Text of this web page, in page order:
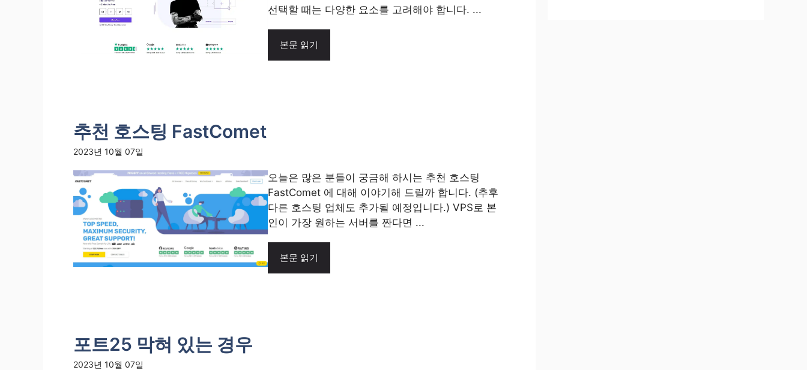
선택할 때는 다양한 요소를 고려해야 합니다. ...
본문 읽기
추천 호스팅 FastComet
2023년 10월 07일
오늘은 많은 분들이 궁금해 하시는 추천 호스팅
FastComet 에 대해 이야기해 드릴까 합니다. (추후
다른 호스팅 업체도 추가될 예정입니다.) VPS로 본
인이 가장 원하는 서버를 짠다면 ...
본문 읽기
포트25 막혀 있는 경우
2023년 10월 07일